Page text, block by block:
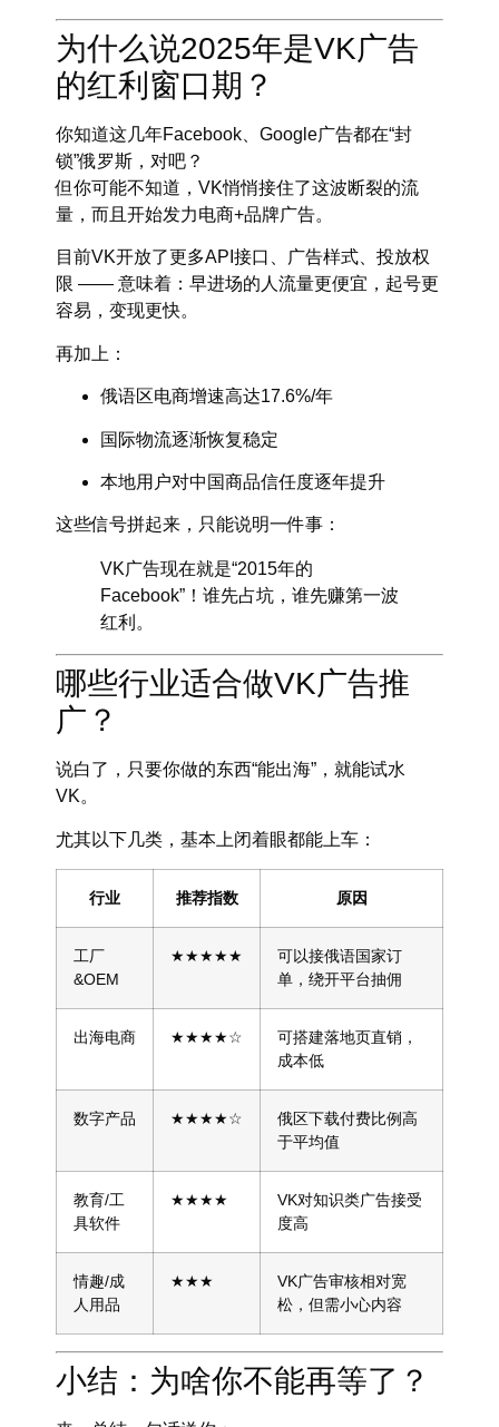
为什么说2025年是VK广告
的红利窗口期？
你知道这几年Facebook、Google广告都在“封
锁”俄罗斯，对吧？
但你可能不知道， VK悄悄接住了这波断裂的流
量 ，而且开始发力电商+品牌广告。
目前VK开放了更多API接口、广告样式、投放权
限 —— 意味着： 早进场的人流量更便宜，起号更
容易，变现更快。
再加上：
俄语区电商增速高达17.6%/年
国际物流逐渐恢复稳定
本地用户对中国商品信任度逐年提升
这些信号拼起来，只能说明一件事：
VK广告现在就是“2015年的
Facebook”！谁先占坑，谁先赚第一波
红利。
哪些行业适合做VK广告推
广？
说白了， 只要你做的东西“能出海”，就能试水
VK。
尤其以下几类，基本上闭着眼都能上车：
行业 推荐指数 原因
工厂
&OEM
★★★★★
可以接俄语国家订
单，绕开平台抽佣
出海电商 ★★★★☆
可搭建落地页直销，
成本低
数字产品 ★★★★☆
俄区下载付费比例高
于平均值
教育/工
具软件
★★★★
VK对知识类广告接受
度高
情趣/成
人用品
★★★
VK广告审核相对宽
松，但需小心内容
小结：为啥你不能再等了？